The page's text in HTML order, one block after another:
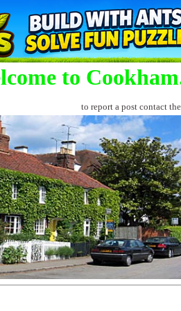
to
to report a post contact the